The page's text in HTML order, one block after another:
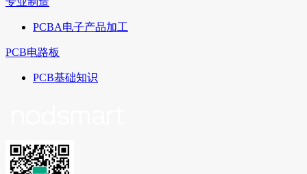
PCBA电子产品加工
PCB电路板
PCB基础知识